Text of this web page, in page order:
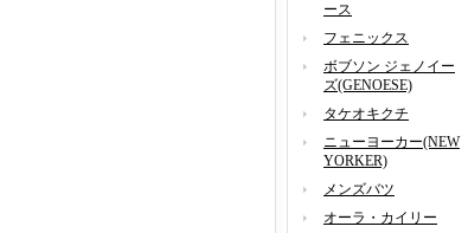
ース
フェニックス
ボブソン ジェノイー
ズ(GENOESE)
タケオキクチ
ニューヨーカー(NEW
YORKER)
メンズバツ
オーラ・カイリー